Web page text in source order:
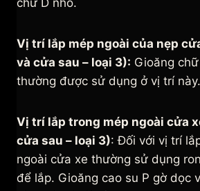
chữ D nhỏ.
Vị trí lắp mép ngoài của nẹp
và cửa sau – loại 3): Gioăng
thường được sử dụng ở vị trí này.
Vị trí lắp trong mép ngoài cửa
cửa sau – loại 3): Đối với vị trí
ngoài cửa xe thường sử dụng
để lắp. Gioăng cao su P gờ dọc